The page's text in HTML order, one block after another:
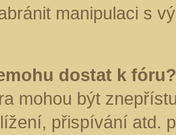
manipulaci s
dostat k fóru?
mohou být
přispívání atd.